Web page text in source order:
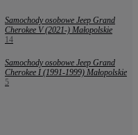
Samochody osobowe Jeep Grand
Cherokee V (2021-) Małopolskie
14
Samochody osobowe Jeep Grand
Cherokee I (1991-1999) Małopolskie
5